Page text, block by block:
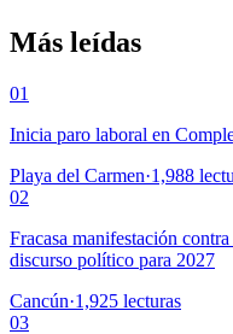
Más leídas
01
Inicia paro laboral en
Playa del Carmen·1,988
02
Fracasa manifestación
discurso político para 2027
Cancún·1,925 lecturas
03